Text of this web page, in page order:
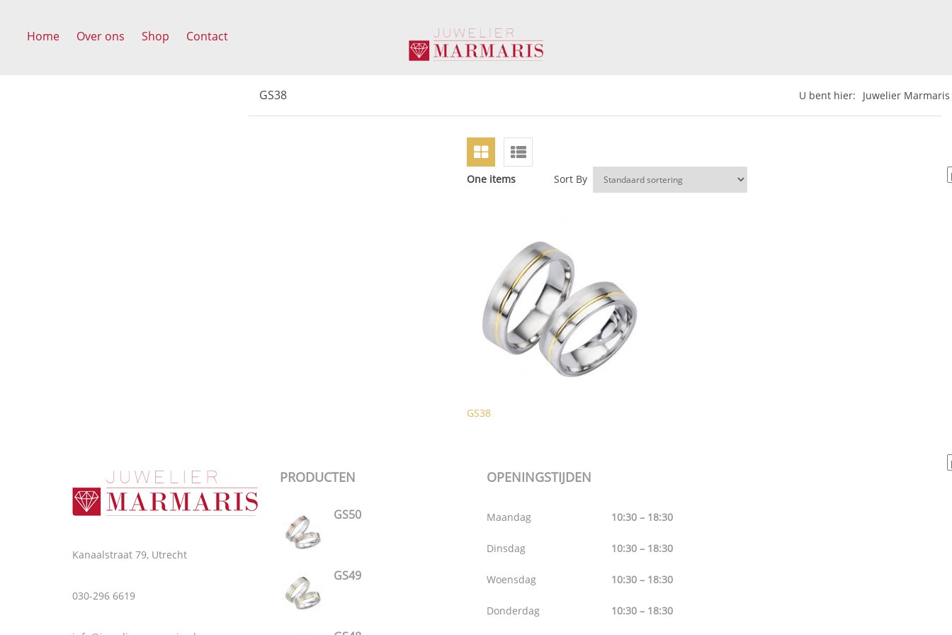
Home Over ons Shop Contact
GS38 U bent hier: Juwelier Marmaris
One items Sort By
GS38
Kanaalstraat 79, Utrecht
030-296 6619
PRODUCTEN
GS50
GS49
OPENINGSTIJDEN
Maandag 10:30 – 18:30
Dinsdag 10:30 – 18:30
Woensdag 10:30 – 18:30
Donderdag 10:30 – 18:30